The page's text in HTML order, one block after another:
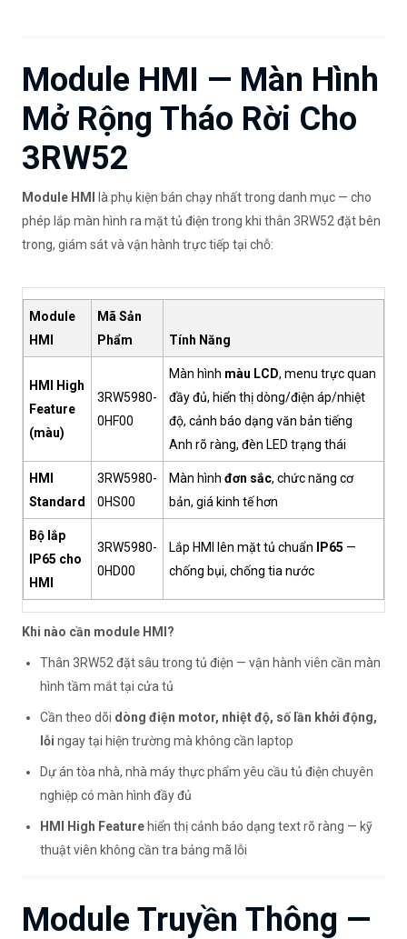
Module HMI — Màn Hình
Mở Rộng Tháo Rời Cho
3RW52
Module HMI
là phụ kiện bán chạy nhất trong danh mục — cho
phép lắp màn hình ra mặt tủ điện trong khi thân 3RW52 đặt bên
trong, giám sát và vận hành trực tiếp tại chỗ:
Module
HMI
Mã Sản
Phẩm
Tính Năng
HMI High
Feature
(màu)
3RW5980-
0HF00
Màn hình màu LCD, menu trực quan
đầy đủ, hiển thị dòng/điện áp/nhiệt
độ, cảnh báo dạng văn bản tiếng
Anh rõ ràng, đèn LED trạng thái
HMI
Standard
3RW5980-
0HS00
Màn hình đơn sắc, chức năng cơ
bản, giá kinh tế hơn
Bộ lắp
IP65 cho
HMI
3RW5980-
0HD00
Lắp HMI lên mặt tủ chuẩn IP65 —
chống bụi, chống tia nước
Khi nào cần module HMI?
Thân 3RW52 đặt sâu trong tủ điện — vận hành viên cần màn
hình tầm mắt tại cửa tủ
Cần theo dõi dòng điện motor, nhiệt độ, số lần khởi động,
lỗi ngay tại hiện trường mà không cần laptop
Dự án tòa nhà, nhà máy thực phẩm yêu cầu tủ điện chuyên
nghiệp có màn hình đầy đủ
HMI High Feature hiển thị cảnh báo dạng text rõ ràng — kỹ
thuật viên không cần tra bảng mã lỗi
Module Truyền Thông —